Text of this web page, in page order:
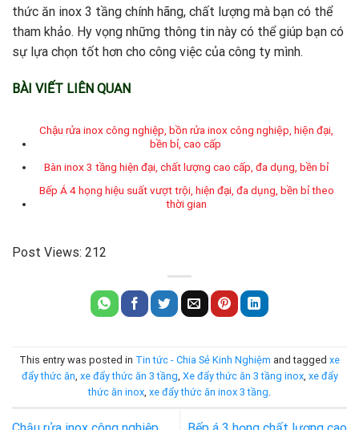
thức ăn inox 3 tầng chính hãng, chất lượng mà bạn có thể
tham khảo. Hy vọng những thông tin này có thể giúp bạn có
sự lựa chọn tốt hơn cho công việc của công ty mình.
BÀI VIẾT LIÊN QUAN
Chậu rửa inox công nghiệp, bồn rửa inox công nghiệp, hiện đại,
bền bỉ, cao cấp
Bàn inox 3 tầng hiện đại, chất lượng cao cấp, đa dụng, bền bỉ
Bếp Á 4 họng hiệu suất vượt trội, hiện đại, đa dụng, bền bỉ theo
thời gian
Post Views: 212
This entry was posted in Tin tức - Chia Sẻ Kinh Nghiệm and tagged xe
đẩy thức ăn, xe đẩy thức ăn 3 tầng, Xe đẩy thức ăn 3 tầng inox, xe đẩy
thức ăn inox, xe đẩy thức ăn inox 3 tầng.